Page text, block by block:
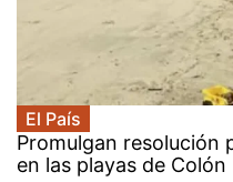
El País
Promulgan resolución
en las playas de Colón